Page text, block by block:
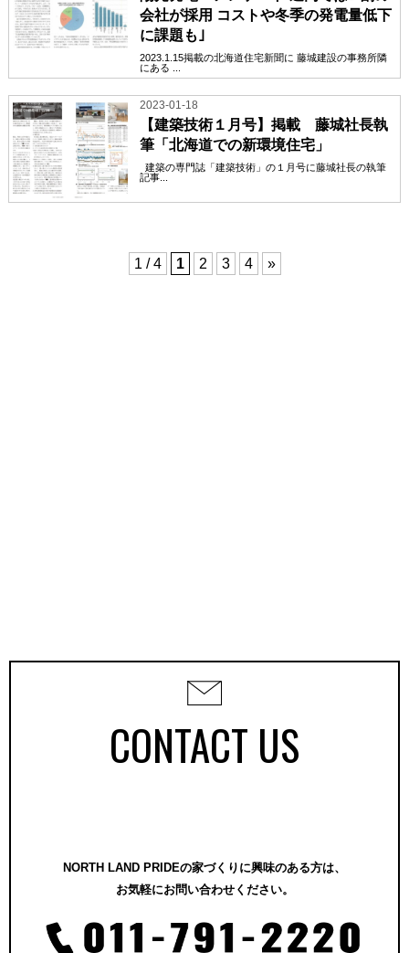
会社が採用 コストや冬季の発電量低下
に課題も｣
2023.1.15掲載の北海道住宅新聞に 藤城建設の事務所隣
にある ...
2023-01-18
【建築技術１月号】掲載 藤城社長執
筆「北海道での新環境住宅」
建築の専門誌「建築技術」の１月号に藤城社長の執筆
記事...
1 / 4 1 2 3 4 »
CONTACT US
NORTH LAND PRIDEの家づくりに興味のある方は、
お気軽にお問い合わせください。